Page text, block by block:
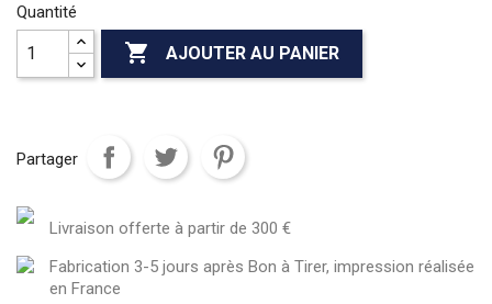
Quantité
 AJOUTER AU PANIER
Partager
Livraison offerte à partir de 300 €
Fabrication 3-5 jours après Bon à Tirer, impression réalisée
en France